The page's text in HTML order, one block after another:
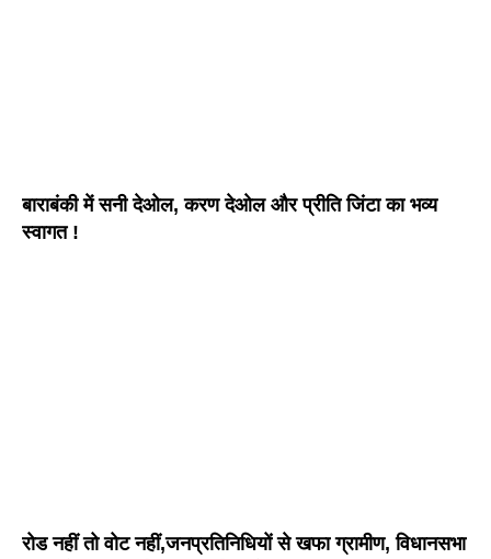
बाराबंकी में सनी देओल, करण देओल और प्रीति जिंटा का भव्य
स्वागत !
रोड नहीं तो वोट नहीं,जनप्रतिनिधियों से खफा ग्रामीण, विधानसभा